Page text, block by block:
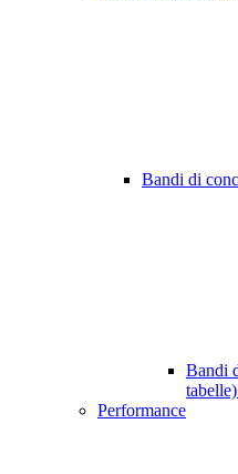
Bandi di
Bandi
tabelle)
Performance